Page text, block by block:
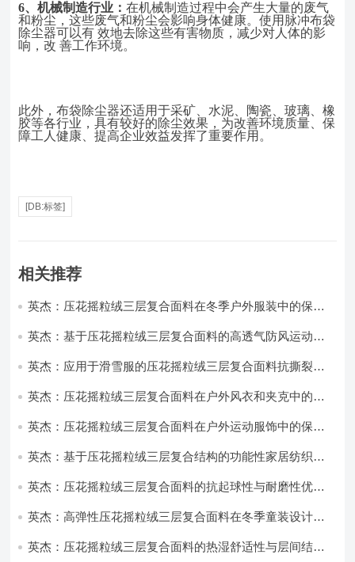
6、机械制造行业：在机械制造过程中会产生大量的废气
和粉尘，这些废气和粉尘会影响身体健康。使用脉冲布袋
除尘器可以有 效地去除这些有害物质，减少对人体的影
响，改 善工作环境。
此外，布袋除尘器还适用于采矿、水泥、陶瓷、玻璃、橡
胶等各行业，具有较好的除尘效果，为改善环境质量、保
障工人健康、提高企业效益发挥了重要作用。
[DB:标签]
相关推荐
英杰：压花摇粒绒三层复合面料在冬季户外服装中的保暖
英杰：基于压花摇粒绒三层复合面料的高透气防风运动服
英杰：应用于滑雪服的压花摇粒绒三层复合面料抗撕裂与
英杰：压花摇粒绒三层复合面料在户外风衣和夹克中的应
英杰：压花摇粒绒三层复合面料在户外运动服饰中的保暖
英杰：基于压花摇粒绒三层复合结构的功能性家居纺织品
英杰：压花摇粒绒三层复合面料的抗起球性与耐磨性优化
英杰：高弹性压花摇粒绒三层复合面料在冬季童装设计中
英杰：压花摇粒绒三层复合面料的热湿舒适性与层间结合